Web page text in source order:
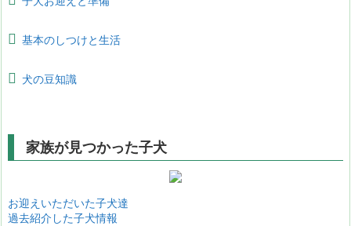
基本のしつけと生活
犬の豆知識
家族が見つかった子犬
お迎えいただいた子犬達
過去紹介した子犬情報